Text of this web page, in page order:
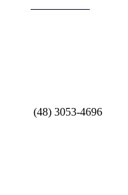
(48) 3053-4696